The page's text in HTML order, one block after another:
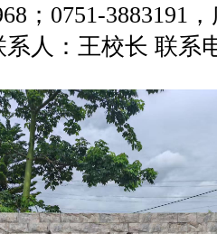
；0751-3883191
人：王校长 联系